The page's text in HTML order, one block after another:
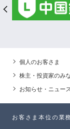
個人のお客さま
株主・投資家のみ
お知らせ・ニュー
お客さま本位の業